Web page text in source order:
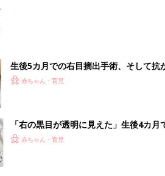
生後5カ月での右目摘出手術、そして
の生活【網膜芽細胞腫】
赤ちゃん・育児
「右の黒目が透明に見えた」生後4カ
芽細胞腫】
赤ちゃん・育児